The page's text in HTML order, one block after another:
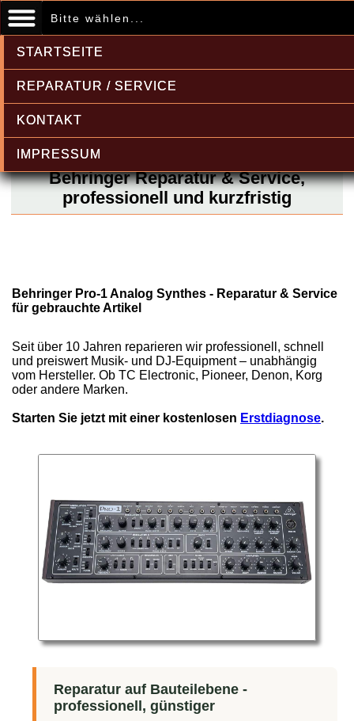
Bitte wählen...
STARTSEITE
REPARATUR / SERVICE
KONTAKT
IMPRESSUM
Behringer Reparatur & Service,
professionell und kurzfristig
Behringer Pro-1 Analog Synthes - Reparatur & Service
für gebrauchte Artikel
Seit über 10 Jahren reparieren wir professionell, schnell
und preiswert Musik- und DJ-Equipment – unabhängig
vom Hersteller. Ob TC Electronic, Pioneer, Denon, Korg
oder andere Marken.
Starten Sie jetzt mit einer kostenlosen Erstdiagnose.
Reparatur auf Bauteilebene -
professionell, günstiger